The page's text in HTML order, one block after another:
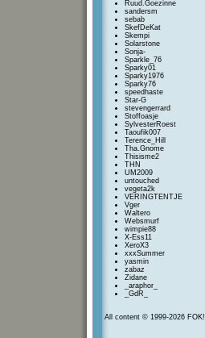
Ruud.Goezinne
sandersm
sebab
SkefDeKat
Skempi
Solarstone
Sonja-
Sparkle_76
Sparky01
Sparky1976
Sparky76
speedhaste
Star-G
stevengerrard
Stoffoasje
SylvesterRoest
Taoufik007
Terence_Hill
Tha.Gnome
Thisisme2
THN
UM2009
untouched
vegeta2k
VERINGTENTJE
Vger
Waltero
Websmurf
wimpie88
X-Ess11
XeroX3
xxxSummer
yasmin
zabaz
Zidane
_araphor_
_GdR_
All content © 1999-2026 FOK!